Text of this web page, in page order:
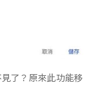
了？原來此功能移